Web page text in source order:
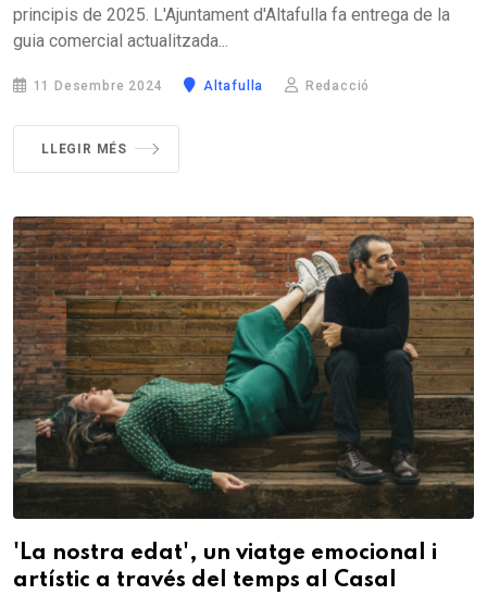
principis de 2025. L'Ajuntament d'Altafulla fa entrega de la
guia comercial actualitzada...
11 Desembre 2024 Altafulla Redacció
LLEGIR MÉS
'La nostra edat', un viatge emocional i
artístic a través del temps al Casal